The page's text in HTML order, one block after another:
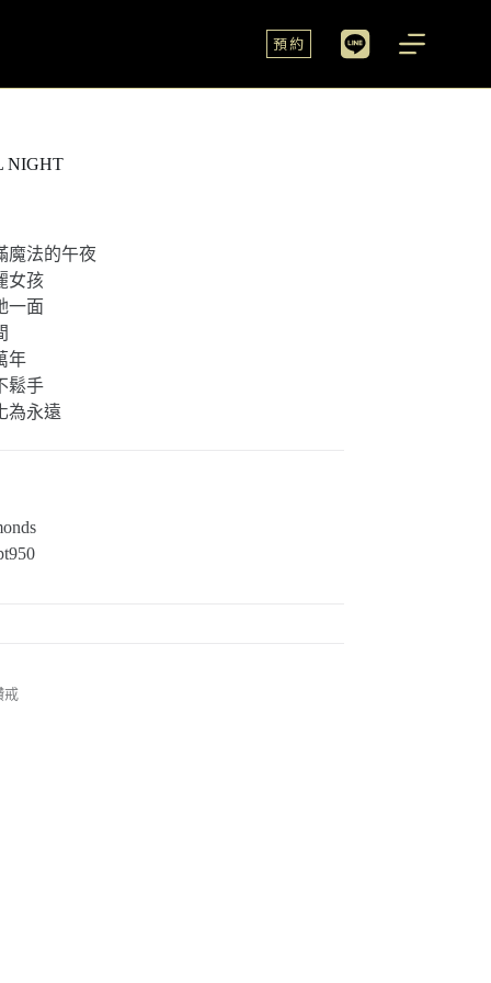
預約
NIGHT
魔法的午夜
女孩
一面
年
鬆手
為永遠
戒